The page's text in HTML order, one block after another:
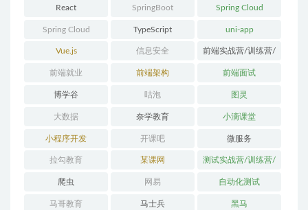
营/体系课
React SpringBoot Spring Cloud
Spring Cloud
Alibaba
TypeScript uni-app
Vue.js 信息安全 前端实战营/训练营/
体系课
前端就业 前端架构 前端面试
博学谷 咕泡 图灵
大数据 奈学教育 小滴课堂
小程序开发 开课吧 微服务
拉勾教育 某课网 测试实战营/训练营/
体系课
爬虫 网易 自动化测试
马哥教育 马士兵 黑马